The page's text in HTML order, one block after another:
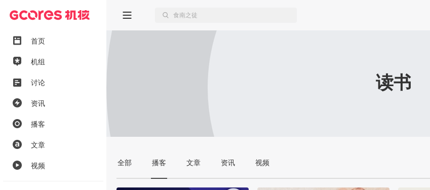
首页
机组
讨论
资讯
播客
文章
视频
读书
全部 播客 文章 资讯 视频